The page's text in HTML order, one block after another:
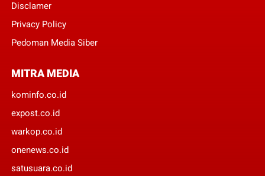
Disclamer
Privacy Policy
Pedoman Media Siber
MITRA MEDIA
kominfo.co.id
expost.co.id
warkop.co.id
onenews.co.id
satusuara.co.id